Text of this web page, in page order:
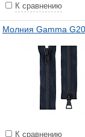
К сравнению
Молния Gamma
К сравнению